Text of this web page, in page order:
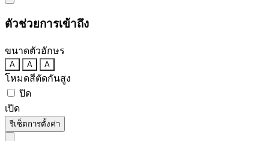
ตัวช่วยการเข้าถึง
ขนาดตัวอักษร
A A A
โหมดสีตัดกันสูง
ปิด
เปิด
รีเซ็ตการตั้งค่า